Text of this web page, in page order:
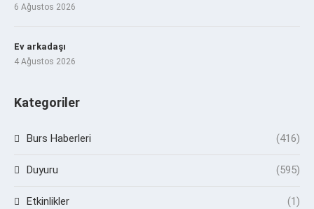
6 Ağustos 2026
Ev arkadaşı
4 Ağustos 2026
Kategoriler
Burs Haberleri (416)
Duyuru (595)
Etkinlikler (1)